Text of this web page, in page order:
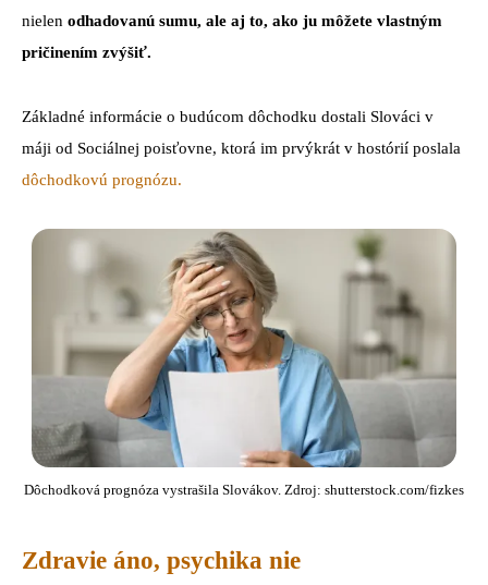
nielen odhadovanú sumu, ale aj to, ako ju môžete vlastným
pričinením zvýšiť.
Základné informácie o budúcom dôchodku dostali Slováci v
máji od Sociálnej poisťovne, ktorá im prvýkrát v hostórií poslala
dôchodkovú prognózu.
Dôchodková prognóza vystrašila Slovákov. Zdroj: shutterstock.com/fizkes
Zdravie áno, psychika nie